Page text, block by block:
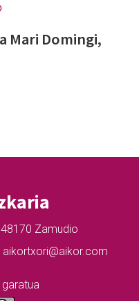
Mari Domingi,
Zamudio
aikortxori@aikor.com